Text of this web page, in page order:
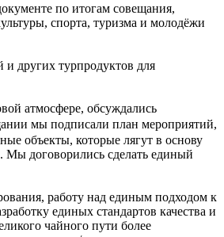
по итогам совещания,
спорта, туризма и молодёжи
и других турпродуктов для
атмосфере, обсуждались
мы подписали план мероприятий,
объекты, которые лягут в основу
Мы договорились сделать единый
работу над единым подходом к
единых стандартов качества и
чайного пути более